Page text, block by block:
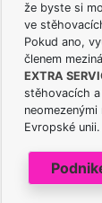
že byste si
ve
Pokud ano,
členem
EXTRA
stěhovacích
Evropské unii.